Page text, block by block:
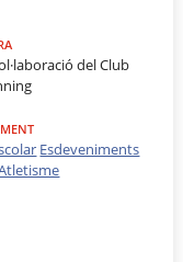
del Club
Esdeveniments